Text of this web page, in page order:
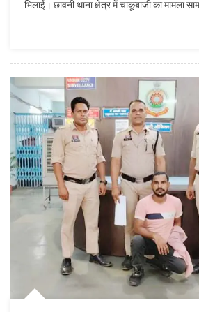
टकराने
चाकू
से
किया
हमला,
पुलिस
ने
निकाला
जुलूस
भिलाई। छावनी थाना क्षेत्र में चाकूबाजी का मामला